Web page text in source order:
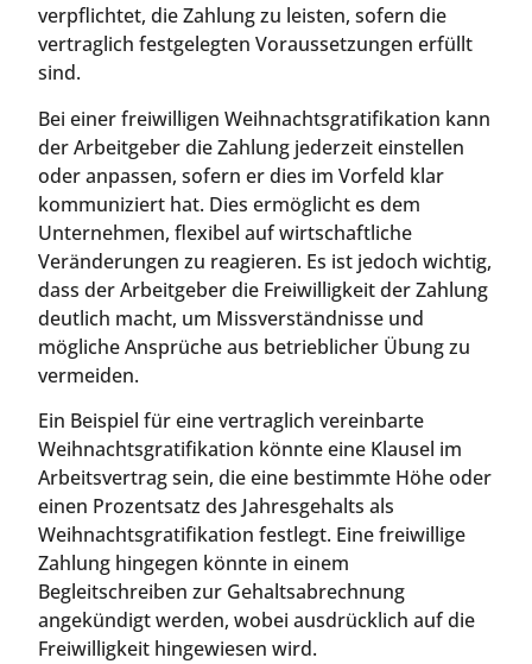
verpflichtet, die Zahlung zu leisten, sofern die
vertraglich festgelegten Voraussetzungen erfüllt
sind.
Bei einer freiwilligen Weihnachtsgratifikation kann
der Arbeitgeber die Zahlung jederzeit einstellen
oder anpassen, sofern er dies im Vorfeld klar
kommuniziert hat. Dies ermöglicht es dem
Unternehmen, flexibel auf wirtschaftliche
Veränderungen zu reagieren. Es ist jedoch wichtig,
dass der Arbeitgeber die Freiwilligkeit der Zahlung
deutlich macht, um Missverständnisse und
mögliche Ansprüche aus betrieblicher Übung zu
vermeiden.
Ein Beispiel für eine vertraglich vereinbarte
Weihnachtsgratifikation könnte eine Klausel im
Arbeitsvertrag sein, die eine bestimmte Höhe oder
einen Prozentsatz des Jahresgehalts als
Weihnachtsgratifikation festlegt. Eine freiwillige
Zahlung hingegen könnte in einem
Begleitschreiben zur Gehaltsabrechnung
angekündigt werden, wobei ausdrücklich auf die
Freiwilligkeit hingewiesen wird.